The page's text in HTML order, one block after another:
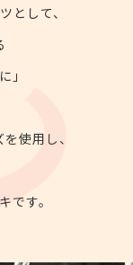
として、
」
使用し、
です。